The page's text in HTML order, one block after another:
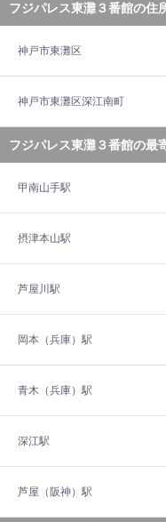
フジパレス東灘３番館の住
神戸市東灘区
神戸市東灘区深江南町
フジパレス東灘３番館の最
甲南山手駅
摂津本山駅
芦屋川駅
岡本（兵庫）駅
青木（兵庫）駅
深江駅
芦屋（阪神）駅